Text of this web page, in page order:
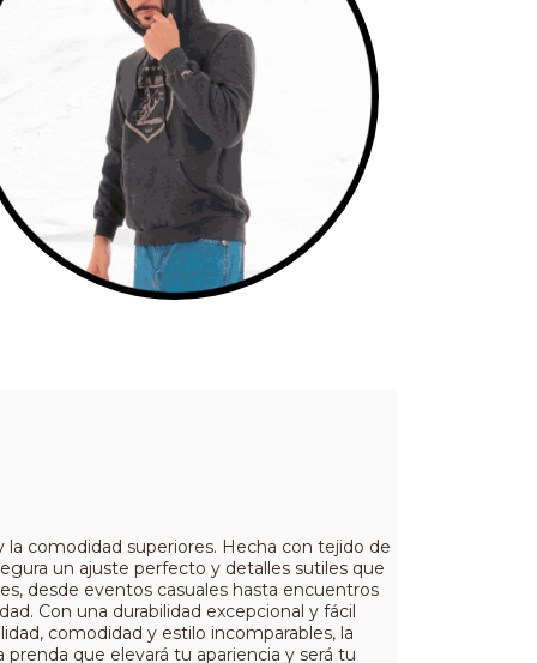
comodidad superiores. Hecha con tejido de
un ajuste perfecto y detalles sutiles que
desde eventos casuales hasta encuentros
Con una durabilidad excepcional y fácil
comodidad y estilo incomparables, la
que elevará tu apariencia y será tu